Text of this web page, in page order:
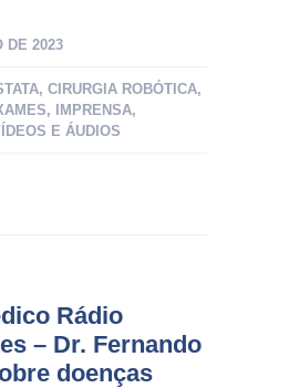
DE 2023
, CIRURGIA ROBÓTICA,
, IMPRENSA,
E ÁUDIOS
Rádio
– Dr. Fernando
doenças